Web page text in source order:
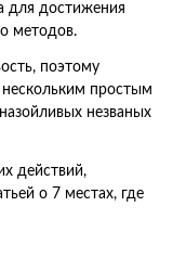
для достижения
методов.
поэтому
нескольким простым
незваных
действий,
о 7 местах, где